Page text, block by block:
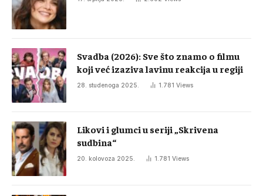
Svadba (2026): Sve što znamo o filmu
koji već izaziva lavinu reakcija u regiji
28. studenoga 2025. 1.781 Views
Likovi i glumci u seriji „Skrivena
sudbina“
20. kolovoza 2025. 1.781 Views